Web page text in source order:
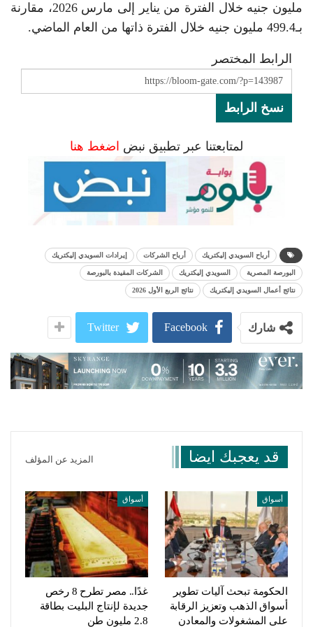
مليون جنيه خلال الفترة من يناير إلى مارس 2026، مقارنة
بـ499.4 مليون جنيه خلال الفترة ذاتها من العام الماضي.
الرابط المختصر
نسخ الرابط
لمتابعتنا عبر تطبيق نبض اضغط هنا
أرباح السويدي إليكتريك أرباح الشركات إيرادات السويدي إليكتريك
البورصة المصرية السويدي إليكتريك الشركات المقيدة بالبورصة
نتائج أعمال السويدي إليكتريك نتائج الربع الأول 2026
شارك Facebook
Twitter
قد يعجبك ايضا المزيد عن المؤلف
أسواق
الحكومة تبحث آليات تطوير
أسواق الذهب وتعزيز الرقابة
على المشغولات والمعادن
أسواق
غدًا.. مصر تطرح 8 رخص
جديدة لإنتاج البليت بطاقة
2.8 مليون طن